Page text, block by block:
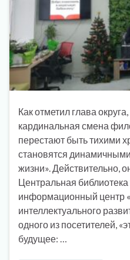
Как отметил глава
кардинальная смена
перестают быть тихими
становятся
жизни». Действительно,
Центральная
информационный центр
интеллектуального
одного из посетителей,
будущее: …